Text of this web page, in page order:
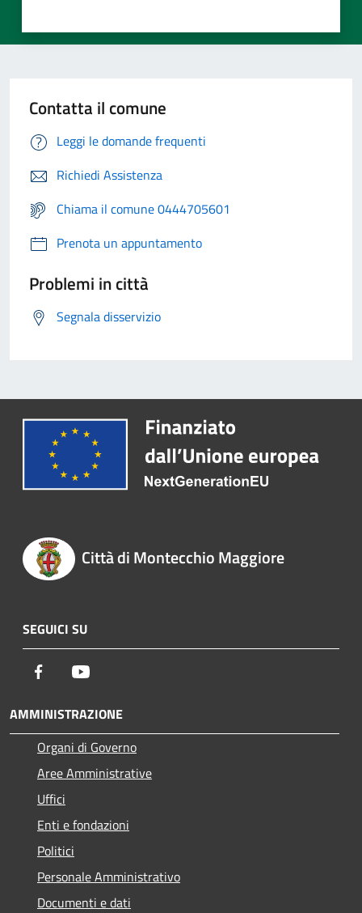
Contatta il comune
Leggi le domande frequenti
Richiedi Assistenza
Chiama il comune 0444705601
Prenota un appuntamento
Problemi in città
Segnala disservizio
Città di Montecchio Maggiore
SEGUICI SU
Facebook
AMMINISTRAZIONE
Organi di Governo
Aree Amministrative
Uffici
Enti e fondazioni
Politici
Personale Amministrativo
Documenti e dati